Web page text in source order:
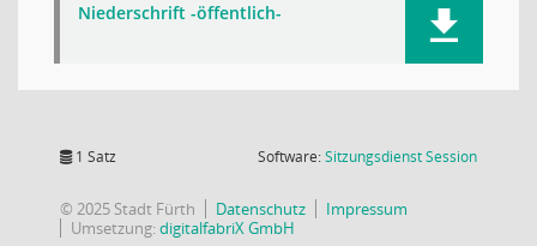
Niederschrift -öffentlich-
1 Satz Software:SitzungsdienstSession(Wird in
© 2025 Stadt Fürth Datenschutz
Impressum
Umsetzung:digitalfabriX GmbH